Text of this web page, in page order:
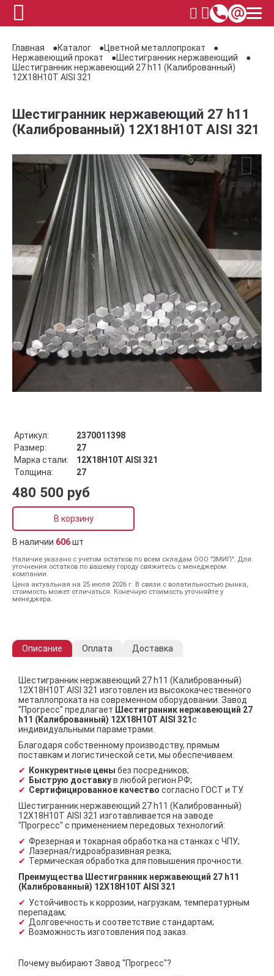
Главная Каталог
Цветной металлопрокат
Нержавеющий прокат
Шестигранник нержавеющий
Шестигранник нержавеющий 27 h11 (Калиброванный)
12Х18Н10Т AISI 321
Шестигранник нержавеющий 27 h11
(Калиброванный) 12Х18Н10Т AISI 321
zmip.ru
Артикул:
2370011398
Размер:
27
Марка стали:
12Х18Н10Т AISI 321
Толщина:
27
480 500 руб
В корзину
В наличии 606шт
Наличие указано с учетом остатков по всем складам ООО "ЗМИП". Для
уточнения остатков по вашему городу свяжитесь с менеджером
компании.
Цена актуальная на 25 июля 2026 г. В связи с волатильностью рынка,
стоимость может отличаться. Конечную стоимость уточняйте у
менеджера.
Описание Оплата Доставка
Шестигранник нержавеющий 27 h11 (Калиброванный)
12Х18Н10Т AISI 321 изготовлен из высококачественного
металлопроката на современном оборудовании. Завод
"Прогресс" предлагает Шестигранник нержавеющий 27
h11 (Калиброванный) 12Х18Н10Т AISI 321с
индивидуальными параметрами.
Благодаря собственному производству, прямым
поставкам и логистической сети, мы обеспечиваем:
Конкурентные цены без посредников;
Быструю доставкув любой регион РФ;
Сертифицированное качество согласно ГОСТ и ТУ.
Шестигранник нержавеющий 27 h11 (Калиброванный)
12Х18Н10Т AISI 321 изготавливается на заводе
"Прогресс" с применением передовых технологий:
Фрезерная и токарная обработка на станках с ЧПУ;
Лазерная/гидроабразивная резка;
Термическая обработка для повышения прочности.
Преимущества Шестигранник нержавеющий 27 h11
(Калиброванный) 12Х18Н10Т AISI 321
Устойчивость к коррозии, нагрузкам, температурным
перепадам;
Долговечность и соответствие стандартам;
Возможность изготовления под заказ.
Почему выбирают Завод "Прогресс"?